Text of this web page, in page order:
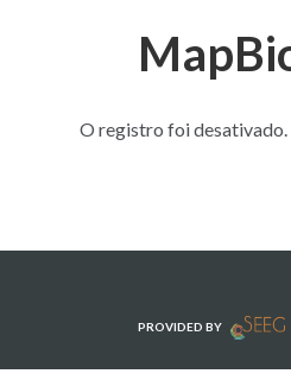
O registro foi desativado.
PROVIDED BY